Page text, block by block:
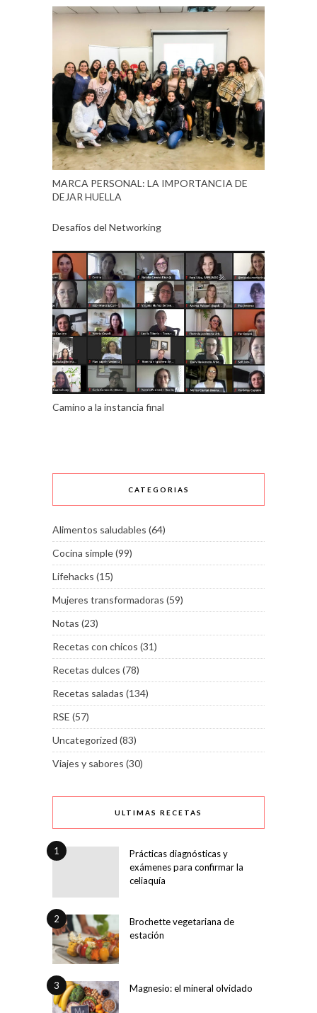
MARCA PERSONAL: LA IMPORTANCIA DE
DEJAR HUELLA
Desafíos del Networking
Camino a la instancia final
CATEGORIAS
Alimentos saludables (64)
Cocina simple(99)
Lifehacks (15)
Mujeres transformadoras (59)
Notas (23)
Recetas con chicos (31)
Recetas dulces (78)
Recetas saladas (134)
RSE (57)
Uncategorized (83)
Viajes y sabores (30)
ULTIMAS RECETAS
1
Prácticas diagnósticas y
exámenes para confirmar la
celiaquía
2
Brochette vegetariana de
estación
3 Magnesio: el mineral olvidado